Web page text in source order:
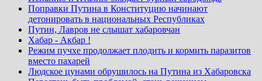
Поправки Путина в Конституцию начинают
детонировать в национальных Республиках
Путин, Лавров не слышат хабаровчан
Хабар - Акбар !
Режим пучхе продолжает плодить и кормить паразитов
вместо пахарей
Людское цунами обрушилось на Путина из Хабаровска